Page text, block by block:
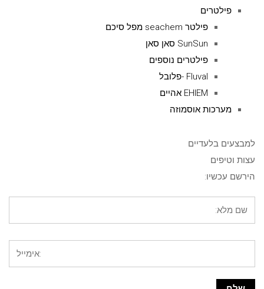
פילטרים
פילטר seachem מפל סיכם
SunSun סאן סאן
פילטרים נוספים
Fluval -פלובל
EHIEM אהיים
מערכות אוסמוזה
למבצעים בלעדיים
עצות וטיפים
הירשם עכשיו: